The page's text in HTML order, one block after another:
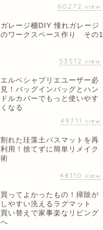
60272 view
ガレージ棚DIY 憧れガレージ
のワークスペース作り その1
53512 view
エルベシャプリエユーザー必
見！バッグインバッグとハン
ドルカバーでもっと使いやす
くなる
49711 view
割れた珪藻土バスマットを再
利用！捨てずに簡単リメイク
術
48110 view
買ってよかったもの！掃除が
しやすい洗えるラグマット
買い替えで家事楽なリビング
へ